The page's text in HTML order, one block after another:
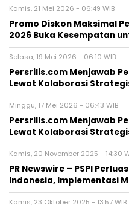
Kamis, 21 Mei 2026 - 06:49 WIB
Promo Diskon Maksimal
2026 Buka Kesempatan
Selasa, 19 Mei 2026 - 06:10 WIB
Persrilis.com Menjawab
Lewat Kolaborasi
Minggu, 17 Mei 2026 - 06:43 WIB
Persrilis.com Menjawab
Lewat Kolaborasi
Kamis, 20 November 2025 - 14:30
PR Newswire – PSPI
Indonesia, Implementasi
Kamis, 23 Oktober 2025 - 13:57 WIB